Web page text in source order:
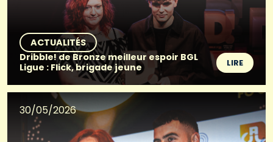
ACTUALITÉS
Dribble! de Bronze meilleur espoir BGL
Ligue : Flick, brigade jeune
LIRE
30/05/2026